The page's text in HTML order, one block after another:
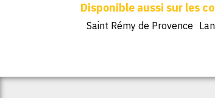
Saint Rémy de Provence